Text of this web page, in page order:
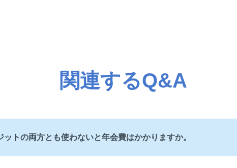
関連するQ&A
トの両方とも使わないと年会費はかかりますか。